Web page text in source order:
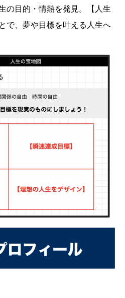
の目的・情熱を発見。【人生
で、夢や目標を叶える人生へ